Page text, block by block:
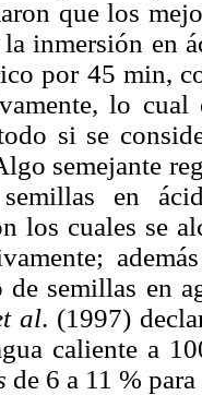
que los
inmersión en
por 45 min,
lo
si se
semejante
en
los cuales se
de semillas en
al. (1997)
caliente a
de 6 a 11 %